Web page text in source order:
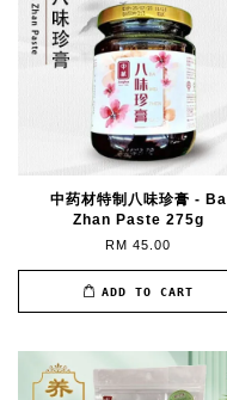
中药材特制八味珍膏 - Ba
Zhan Paste 275g
RM 45.00
ADD TO CART